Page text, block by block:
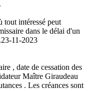
tout intéressé peut
dans le délai d'un
23-11-2023
, date de cessation des
Maître Giraudeau
. Les créances sont